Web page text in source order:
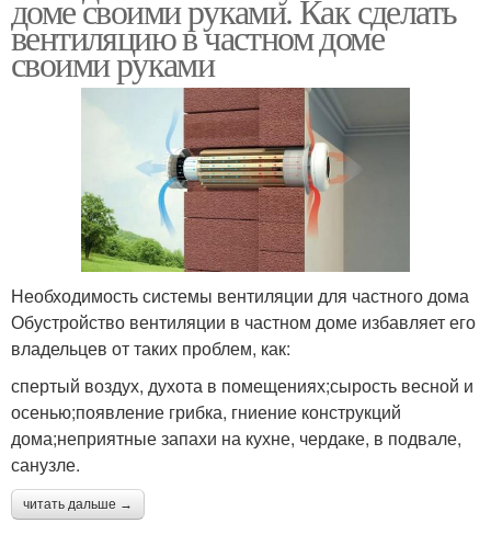
доме своими руками. Как сделать
вентиляцию в частном доме
своими руками
Необходимость системы вентиляции для частного дома
Обустройство вентиляции в частном доме избавляет его
владельцев от таких проблем, как:
спертый воздух, духота в помещениях;сырость весной и
осенью;появление грибка, гниение конструкций
дома;неприятные запахи на кухне, чердаке, в подвале,
санузле.
читать дальше →